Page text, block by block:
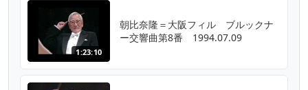
1:23:10
朝比奈隆＝大阪フィル ブルックナ
ー交響曲第8番 1994.07.09